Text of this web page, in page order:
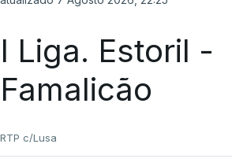
I Liga. Estoril -
Famalicão
RTP c/Lusa